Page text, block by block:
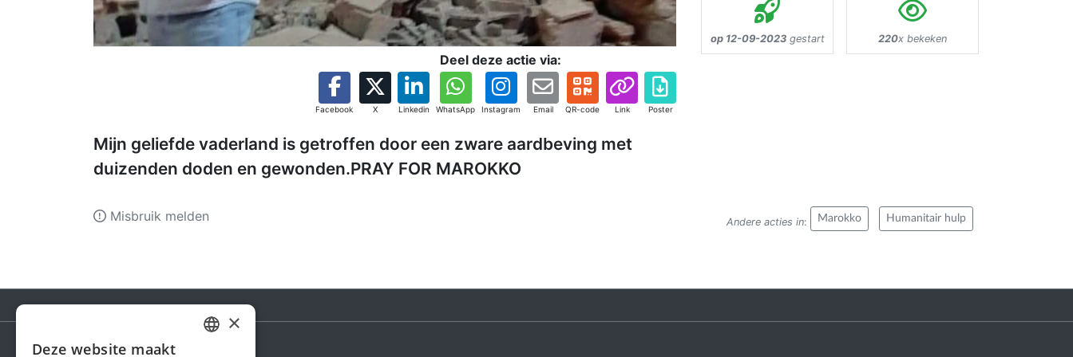
Deel deze actie via:
Facebook X Linkedin WhatsApp Instagram Email QR-code Link Poster
Mijn geliefde vaderland is getroffen door een zware aardbeving met
duizenden doden en gewonden.PRAY FOR MAROKKO
op 12-09-2023gestart 220x bekeken
Andere acties in: Marokko Humanitair hulp
Misbruik melden
×
Deze website maakt